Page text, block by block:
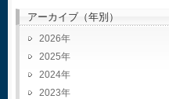
アーカイブ（年別）
2026
2025
2024
2023